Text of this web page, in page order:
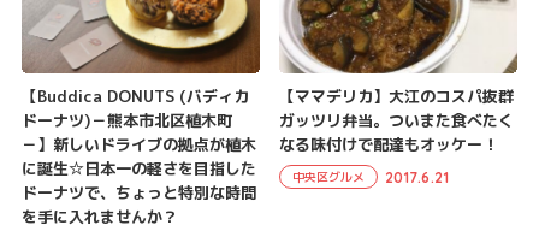
【Buddica DONUTS (バディカ
ドーナツ)－熊本市北区植木町
－】新しいドライブの拠点が植木
に誕生☆日本一の軽さを目指した
ドーナツで、ちょっと特別な時間
を手に入れませんか？
【ママデリカ】大江のコスパ抜群
ガッツリ弁当。ついまた食べたく
なる味付けで配達もオッケー！
中央区グルメ 2017.6.21